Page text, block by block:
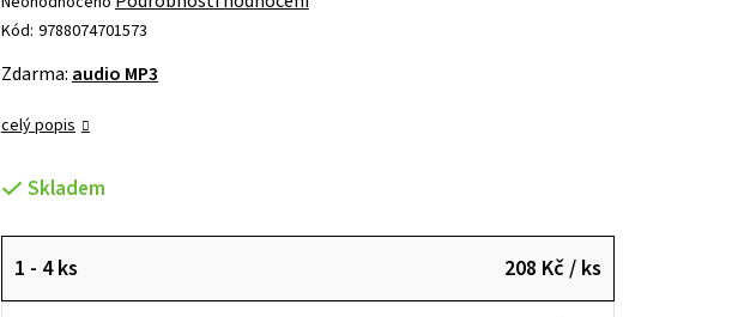
hodnocení
je
z 5
Kód: 9788074701573
Zdarma: audio MP3
celý popis
Skladem
1 - 4 ks 208 Kč/ ks